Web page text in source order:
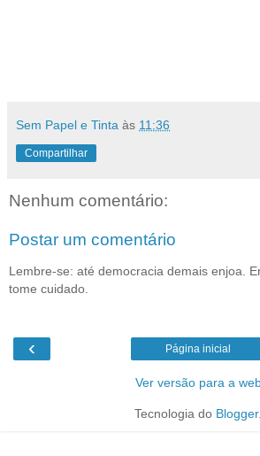
Sem Papel e Tinta às 11:36
Compartilhar
Nenhum comentário:
Postar um comentário
Lembre-se: até democracia demais enjoa.
tome cuidado.
‹ Página inicial
Ver versão para a
Tecnologia do Blogger.